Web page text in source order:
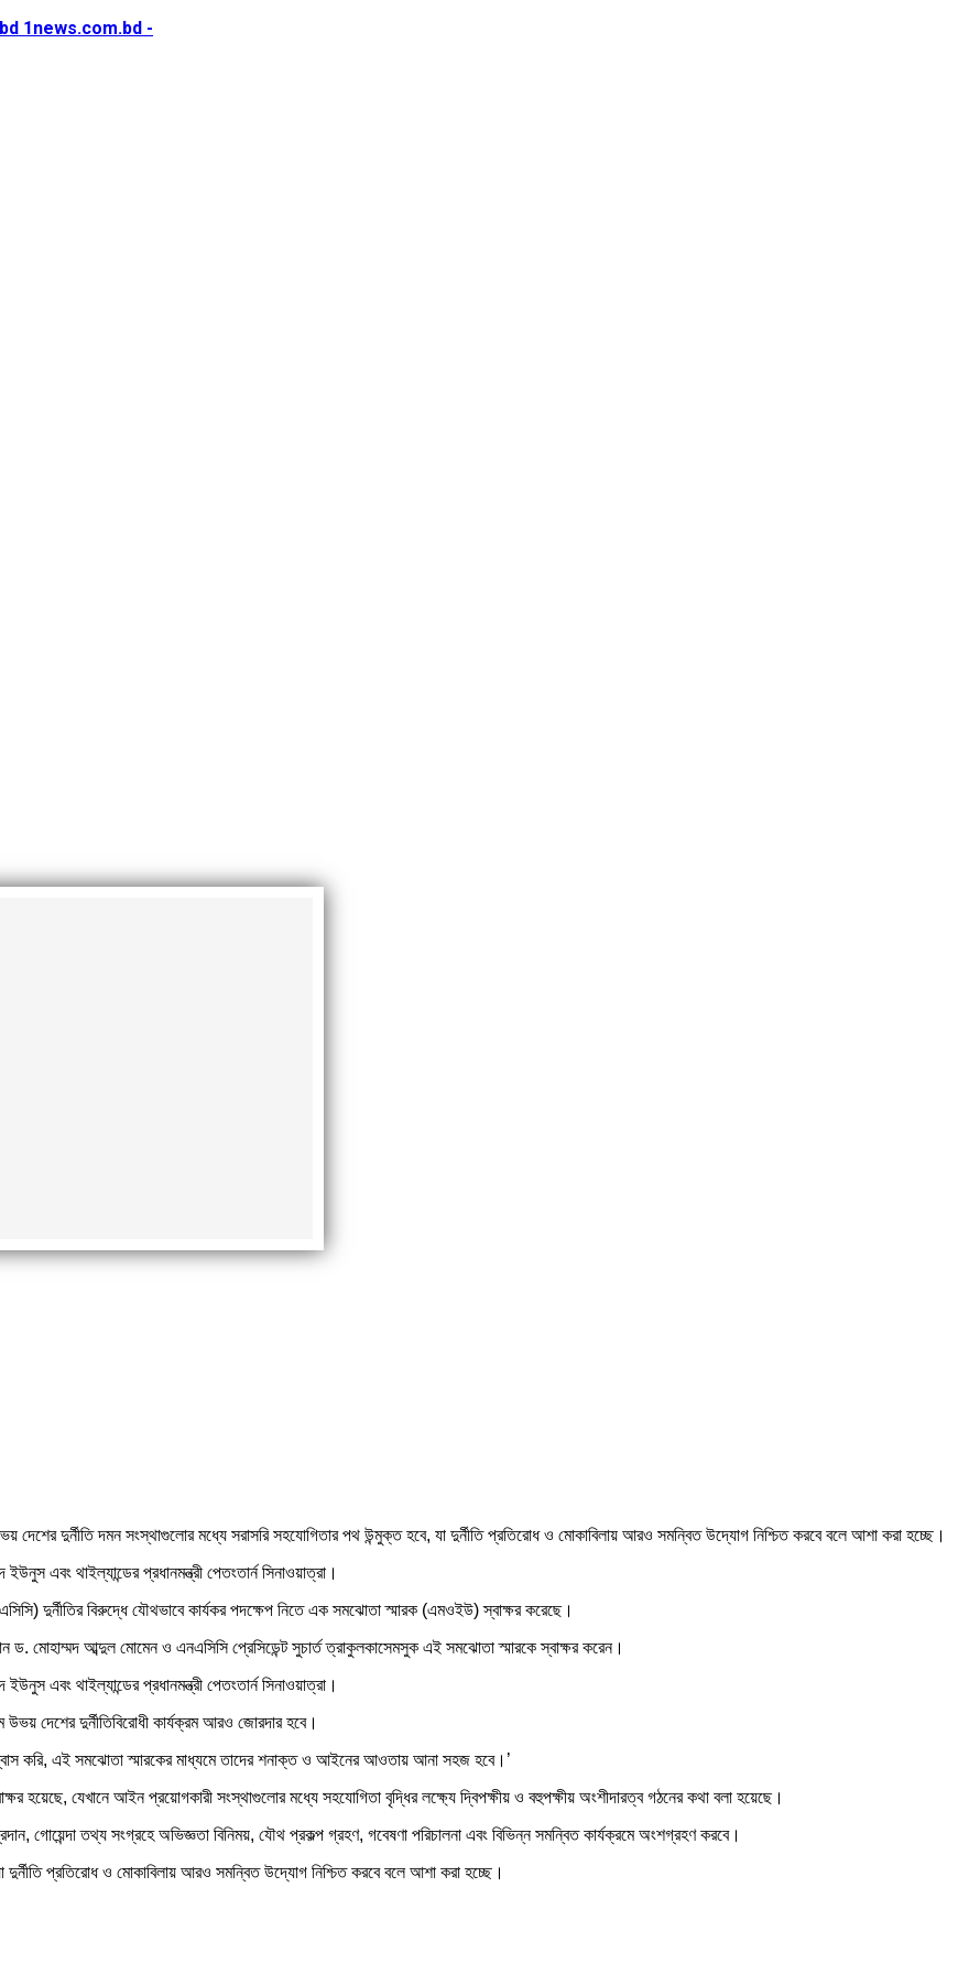
1news.com.bd -
দেশের দুর্নীতি দমন সংস্থাগুলোর মধ্যে সরাসরি সহযোগিতার পথ উন্মুক্ত হবে, যা দুর্নীতি প্রতিরোধ ও মোকাবিলায় আরও সমন্বিত উদ্যোগ নিশ্চিত করবে বলে আশা করা হচ্ছে।
এবং থাইল্যান্ডের প্রধানমন্ত্রী পেতংতার্ন সিনাওয়াত্রা।
দুর্নীতির বিরুদ্ধে যৌথভাবে কার্যকর পদক্ষেপ নিতে এক সমঝোতা স্মারক (এমওইউ) স্বাক্ষর করেছে।
মোহাম্মদ আব্দুল মোমেন ও এনএসিসি প্রেসিডেন্ট সুচার্ত ত্রাকুলকাসেমসুক এই সমঝোতা স্মারকে স্বাক্ষর করেন।
এবং থাইল্যান্ডের প্রধানমন্ত্রী পেতংতার্ন সিনাওয়াত্রা।
দেশের দুর্নীতিবিরোধী কার্যক্রম আরও জোরদার হবে।
করি, এই সমঝোতা স্মারকের মাধ্যমে তাদের শনাক্ত ও আইনের আওতায় আনা সহজ হবে।’
হয়েছে, যেখানে আইন প্রয়োগকারী সংস্থাগুলোর মধ্যে সহযোগিতা বৃদ্ধির লক্ষ্যে দ্বিপক্ষীয় ও বহুপক্ষীয় অংশীদারত্ব গঠনের কথা বলা হয়েছে।
গোয়েন্দা তথ্য সংগ্রহে অভিজ্ঞতা বিনিময়, যৌথ প্রকল্প গ্রহণ, গবেষণা পরিচালনা এবং বিভিন্ন সমন্বিত কার্যক্রমে অংশগ্রহণ করবে।
প্রতিরোধ ও মোকাবিলায় আরও সমন্বিত উদ্যোগ নিশ্চিত করবে বলে আশা করা হচ্ছে।